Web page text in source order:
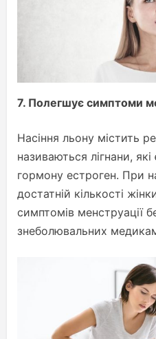
7. Полегшує симптоми
Насіння льону містить
називаються лігнани,
гормону естроген. При
достатній кількості
симптомів менструації
знеболювальних